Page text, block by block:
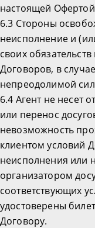
настоящей
6.3 Стороны
неисполнение и
своих
Договоров, в
непреодолимой
6.4 Агент не несет
или перенос
невозможность
клиентом условий
неисполнения или
организатором
соответствующих
удостоверены
Договору.